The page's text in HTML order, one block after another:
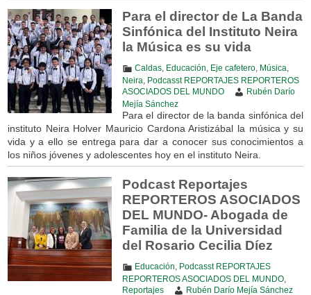
Para el director de La Banda
Sinfónica del Instituto Neira
la Música es su vida
Caldas, Educación Eje cafetero, Música
Neira
Podcasst REPORTAJES REPORTEROS
ASOCIADOS DEL MUNDO
Rubén Darío
Mejía Sánchez
Para el director de la banda sinfónica del
instituto Neira Holver Mauricio Cardona Aristizábal la música y su
vida y a ello se entrega para dar a conocer sus conocimientos a
los niños jóvenes y adolescentes hoy en el instituto Neira.
Podcast Reportajes
REPORTEROS ASOCIADOS
DEL MUNDO- Abogada de
Familia de la Universidad
del Rosario Cecilia Díez
Educación
Podcasst REPORTAJES
REPORTEROS ASOCIADOS DEL MUNDO,
Reportajes
Rubén Darío Mejía Sánchez